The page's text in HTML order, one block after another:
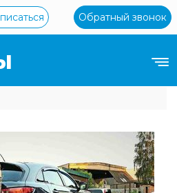
Обратный звонок